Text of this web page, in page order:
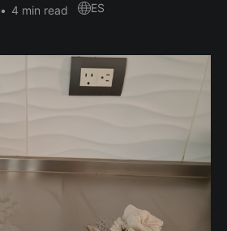
• 4 min read ES